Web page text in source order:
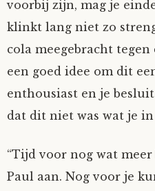
voorbij zijn, mag je
klinkt lang niet zo
cola meegebracht tegen
een goed idee om dit
enthousiast en je
dat dit niet was wat je
“Tijd voor nog wat
Paul aan. Nog voor je